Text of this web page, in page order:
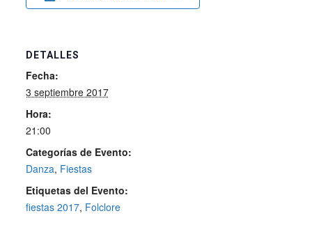
DETALLES
Fecha:
3 septiembre 2017
Hora:
21:00
Categorías de Evento:
Danza, Fiestas
Etiquetas del Evento:
fiestas 2017, Folclore